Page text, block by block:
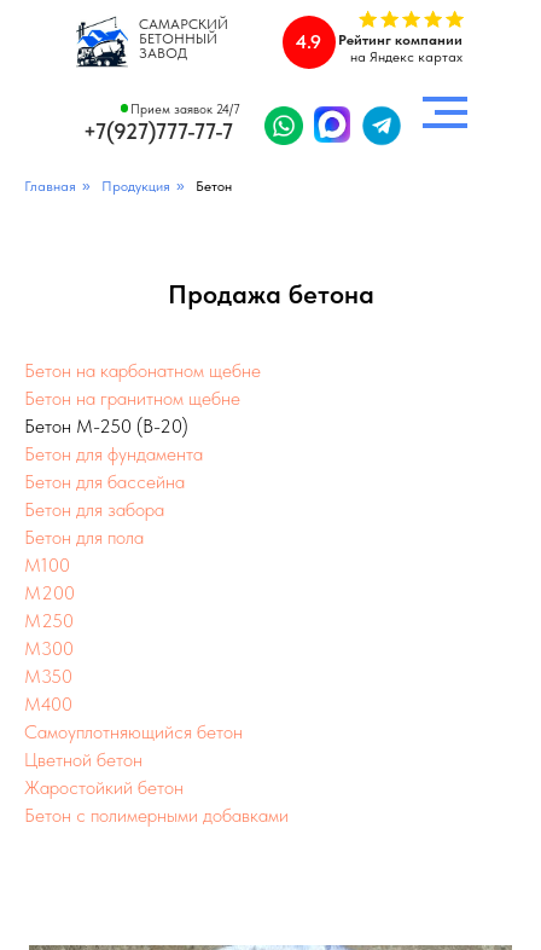
+7(927)777-77-7
САМАРСКИЙ
БЕТОННЫЙ
ЗАВОД
Рейтинг компании
на Яндекс картах
4.9
Прием заявок 24/7
Главная » Продукция » Бетон
Продажа бетона
Бетон на карбонатном щебне
Бетон на гранитном щебне
Бетон М-250 (В-20)
Бетон для фундамента
Бетон для бассейна
Бетон для забора
Бетон для пола
М100
М200
М250
М300
М350
М400
Самоуплотняющийся бетон
Цветной бетон
Жаростойкий бетон
Бетон с полимерными добавками